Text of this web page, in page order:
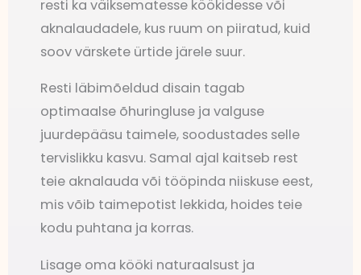
resti ka väiksematesse köökidesse või
aknalaudadele, kus ruum on piiratud, kuid
soov värskete ürtide järele suur.
Resti läbimõeldud disain tagab
optimaalse õhuringluse ja valguse
juurdepääsu taimele, soodustades selle
tervislikku kasvu. Samal ajal kaitseb rest
teie aknalauda või tööpinda niiskuse eest,
mis võib taimepotist lekkida, hoides teie
kodu puhtana ja korras.
Lisage oma kööki naturaalsust ja